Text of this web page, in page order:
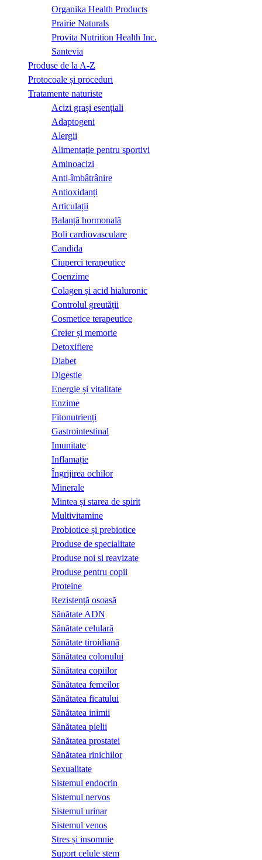
Organika Health Products
Prairie Naturals
Provita Nutrition Health Inc.
Santevia
Produse de la A-Z
Protocoale și proceduri
Tratamente naturiste
Acizi grași esențiali
Adaptogeni
Alergii
Alimentație pentru sportivi
Aminoacizi
Anti-îmbâtrânire
Antioxidanți
Articulații
Balanță hormonală
Boli cardiovasculare
Candida
Ciuperci terapeutice
Coenzime
Colagen și acid hialuronic
Controlul greutății
Cosmetice terapeutice
Creier și memorie
Detoxifiere
Diabet
Digestie
Energie și vitalitate
Enzime
Fitonutrienți
Gastrointestinal
Imunitate
Inflamație
Îngrijirea ochilor
Minerale
Mintea și starea de spirit
Multivitamine
Probiotice și prebiotice
Produse de specialitate
Produse noi si reavizate
Produse pentru copii
Proteine
Rezistență osoasă
Sănătate ADN
Sănătate celulară
Sănătate tiroidiană
Sănătatea colonului
Sănătatea copiilor
Sănătatea femeilor
Sănătatea ficatului
Sănătatea inimii
Sănătatea pielii
Sănătatea prostatei
Sănătatea rinichilor
Sexualitate
Sistemul endocrin
Sistemul nervos
Sistemul urinar
Sistemul venos
Stres și insomnie
Suport celule stem